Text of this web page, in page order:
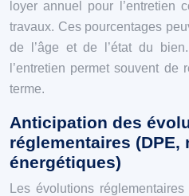
loyer annuel pour l’entretien
travaux. Ces pourcentages
de l’âge et de l’état du
l’entretien permet souvent
terme.
Anticipation des
réglementaires (DPE,
énergétiques)
Les évolutions